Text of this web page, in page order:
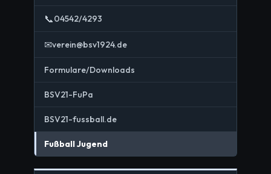
📞04542/4293
✉verein@bsv1924.de
Formulare/Downloads
BSV21-FuPa
BSV21-fussball.de
Fußball Jugend